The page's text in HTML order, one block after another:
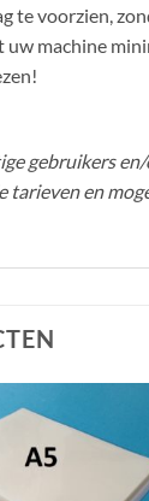
te voorzien,
machine
gebruikers
tarieven en